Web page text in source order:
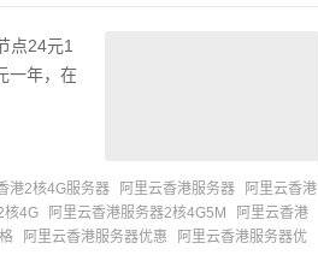
点24元1
一年，在
港2核4G服务器 阿里云香港服务器
阿里云香港
核4G 阿里云香港服务器2核4G5M
阿里云香港
阿里云香港服务器优惠
阿里云香港服务器优